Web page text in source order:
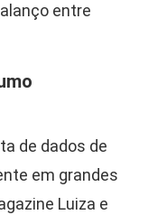
entre
de dados de
em grandes
Luiza e